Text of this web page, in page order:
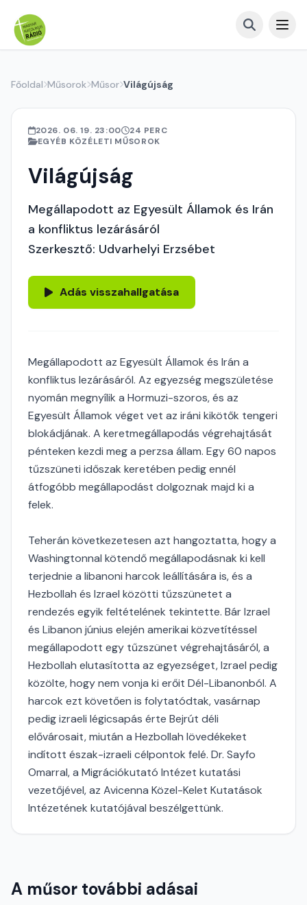
Főoldal Műsorok Műsor Világújság
2026. 06. 19. 23:00
24 PERC
EGYÉB KÖZÉLETI MŰSOROK
Világújság
Megállapodott az Egyesült Államok és Irán
a konfliktus lezárásáról
Szerkesztő: Udvarhelyi Erzsébet
Adás visszahallgatása
Megállapodott az Egyesült Államok és Irán a
konfliktus lezárásáról. Az egyezség megszületése
nyomán megnyílik a Hormuzi-szoros, és az
Egyesült Államok véget vet az iráni kikötők tengeri
blokádjának. A keretmegállapodás végrehajtását
pénteken kezdi meg a perzsa állam. Egy 60 napos
tűzszüneti időszak keretében pedig ennél
átfogóbb megállapodást dolgoznak majd ki a
felek.
Teherán következetesen azt hangoztatta, hogy a
Washingtonnal kötendő megállapodásnak ki kell
terjednie a libanoni harcok leállítására is, és a
Hezbollah és Izrael közötti tűzszünetet a
rendezés egyik feltételének tekintette. Bár Izrael
és Libanon június elején amerikai közvetítéssel
megállapodott egy tűzszünet végrehajtásáról, a
Hezbollah elutasította az egyezséget, Izrael pedig
közölte, hogy nem vonja ki erőit Dél-Libanonból. A
harcok ezt követően is folytatódtak, vasárnap
pedig izraeli légicsapás érte Bejrút déli
elővárosait, miután a Hezbollah lövedékeket
indított észak-izraeli célpontok felé. Dr. Sayfo
Omarral, a Migrációkutató Intézet kutatási
vezetőjével, az Avicenna Közel-Kelet Kutatások
Intézetének kutatójával beszélgettünk.
A műsor további adásai